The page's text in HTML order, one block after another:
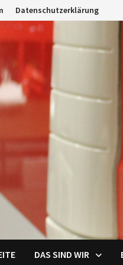
Datenschutzerklärung
DAS SIND WIR